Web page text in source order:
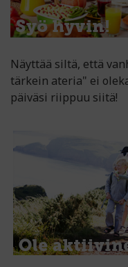
Näyttää siltä, että
tärkein ateria" ei
päiväsi riippuu siitä!